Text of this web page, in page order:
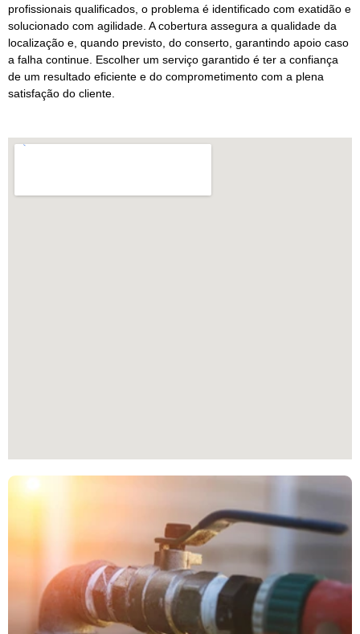
profissionais qualificados, o problema é identificado com exatidão e
solucionado com agilidade. A cobertura assegura a qualidade da
localização e, quando previsto, do conserto, garantindo apoio caso
a falha continue. Escolher um serviço garantido é ter a confiança
de um resultado eficiente e do comprometimento com a plena
satisfação do cliente.